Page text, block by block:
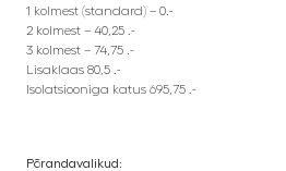
1 kolmest (standard) – 0.-
2 kolmest – 40,25 .-
3 kolmest – 74,75 .-
Lisaklaas 80,5 .-
Isolatsiooniga katus 695,75 .-
Põrandavalikud: